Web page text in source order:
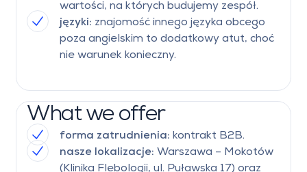
wartości, na których budujemy zespół.
języki: znajomość innego języka obcego
poza angielskim to dodatkowy atut, choć
nie warunek konieczny.
What we offer
forma zatrudnienia: kontrakt B2B.
nasze lokalizacje: Warszawa – Mokotów
(Klinika Flebologii, ul. Puławska 17) oraz